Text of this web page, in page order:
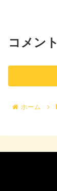
コメント
ホーム